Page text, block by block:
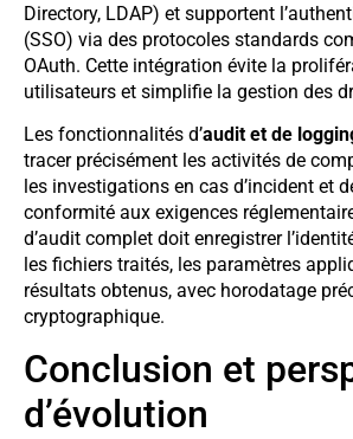
Directory, LDAP) et supportent
(SSO) via des protocoles standards
OAuth. Cette intégration évite la
utilisateurs et simplifie la gestion des
Les fonctionnalités d’audit et de
tracer précisément les activités de
les investigations en cas d’incident et
conformité aux exigences
d’audit complet doit enregistrer
les fichiers traités, les paramètres
résultats obtenus, avec horodatage
cryptographique.
Conclusion et
d’évolution